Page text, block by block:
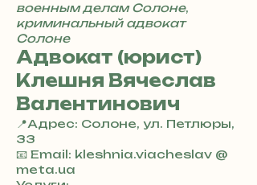
военным делам Солоне,
криминальный адвокат
Солоне
Адвокат (юрист)
Клешня Вячеслав
Валентинович
📍Адрес: Солоне, ул. Петлюры,
33
+
3
📧 Email: kleshnia.viacheslav @
meta.ua